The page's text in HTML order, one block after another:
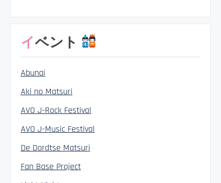
イベント
Abunai
Aki no Matsuri
AVO J-Rock Festival
AVO J-Music Festival
De Dordtse Matsuri
Fan Base Project